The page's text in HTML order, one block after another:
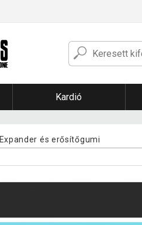
Kardió
Expander és erősítőgumi